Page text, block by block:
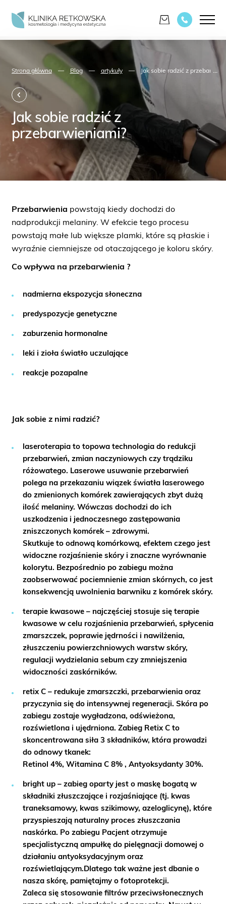
Strona główna — Blog — artykuły — Jak sobie radzić z ...
Jak sobie radzić z
przebarwieniami?
Przebarwienia powstają kiedy dochodzi do
nadprodukcji melaniny. W efekcie tego procesu
powstają małe lub większe plamki, które są płaskie i
wyraźnie ciemniejsze od otaczającego je koloru skóry.
Co wpływa na przebarwienia ?
nadmierna ekspozycja słoneczna
predyspozycje genetyczne
zaburzenia hormonalne
leki i zioła światło uczulające
reakcje pozapalne
Jak sobie z nimi radzić?
laseroterapia to topowa technologia do redukcji
przebarwień, zmian naczyniowych czy trądziku
różowatego. Laserowe usuwanie przebarwień
polega na przekazaniu wiązek światła laserowego
do zmienionych komórek zawierających zbyt dużą
ilość melaniny. Wówczas dochodzi do ich
uszkodzenia i jednoczesnego zastępowania
zniszczonych komórek – zdrowymi.
Skutkuje to odnową komórkową, efektem czego jest
widoczne rozjaśnienie skóry i znaczne wyrównanie
kolorytu. Bezpośrednio po zabiegu można
zaobserwować pociemnienie zmian skórnych, co jest
konsekwencją uwolnienia barwniku z komórek skóry.
terapie kwasowe – najczęściej stosuje się terapie
kwasowe w celu rozjaśnienia przebarwień, spłycenia
zmarszczek, poprawie jędrności i nawilżenia,
złuszczeniu powierzchniowych warstw skóry,
regulacji wydzielania sebum czy zmniejszenia
widoczności zaskórników.
retix C – redukuje zmarszczki, przebarwienia oraz
przyczynia się do intensywnej regeneracji. Skóra po
zabiegu zostaje wygładzona, odświeżona,
rozświetlona i ujędrniona. Zabieg Retix C to
skoncentrowana siła 3 składników, która prowadzi
do odnowy tkanek:
Retinol 4%, Witamina C 8% , Antyoksydanty 30%.
bright up – zabieg oparty jest o maskę bogatą w
składniki złuszczające i rozjaśniające (tj. kwas
traneksamowy, kwas szikimowy, azeloglicynę), które
przyspieszają naturalny proces złuszczania
naskórka. Po zabiegu Pacjent otrzymuje
specjalistyczną ampułkę do pielęgnacji domowej o
działaniu antyoksydacyjnym oraz
rozświetlającym.Dlatego tak ważne jest dbanie o
nasza skórę, pamiętajmy o fotoprotekcji.
Zaleca się stosowanie filtrów przeciwsłonecznych